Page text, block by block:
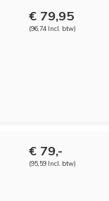
€ 79,95
(96,74 Incl. btw)
€ 79,-
(95,59 Incl. btw)